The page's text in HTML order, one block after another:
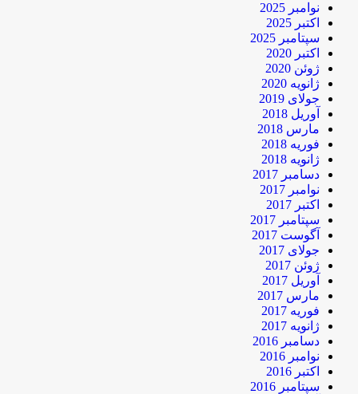
نوامبر 2025
اکتبر 2025
سپتامبر 2025
اکتبر 2020
ژوئن 2020
ژانویه 2020
جولای 2019
آوریل 2018
مارس 2018
فوریه 2018
ژانویه 2018
دسامبر 2017
نوامبر 2017
اکتبر 2017
سپتامبر 2017
آگوست 2017
جولای 2017
ژوئن 2017
آوریل 2017
مارس 2017
فوریه 2017
ژانویه 2017
دسامبر 2016
نوامبر 2016
اکتبر 2016
سپتامبر 2016